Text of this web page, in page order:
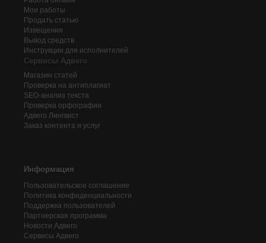
Мои работы
Продать статью
Извещения
Вывод средств
Инструкции для исполнителей
Сервисы Адвего
Магазин статей
Проверка на антиплагиат
SEO-анализ текста
Проверка орфографии
Адвего Лингвист
Заказ контента и услуг
Информация
Пользовательское соглашение
Политика конфиденциальности
Поддержка пользователей
Партнерская программа
Новости Адвего
Сервисы Адвего